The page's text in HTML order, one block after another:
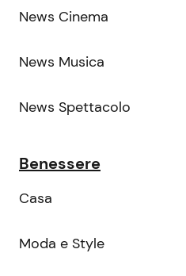
News Cinema
News Musica
News Spettacolo
Benessere
Casa
Moda e Style